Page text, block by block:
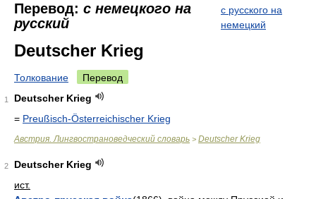
Перевод: с немецкого на
русский
с русского на
немецкий
Deutscher Krieg
Толкование Перевод
1
Deutscher Krieg
= Preußisch-Österreichischer Krieg
Австрия. Лингвострановедческий словарь > Deutscher Krieg
2
Deutscher Krieg
ист.